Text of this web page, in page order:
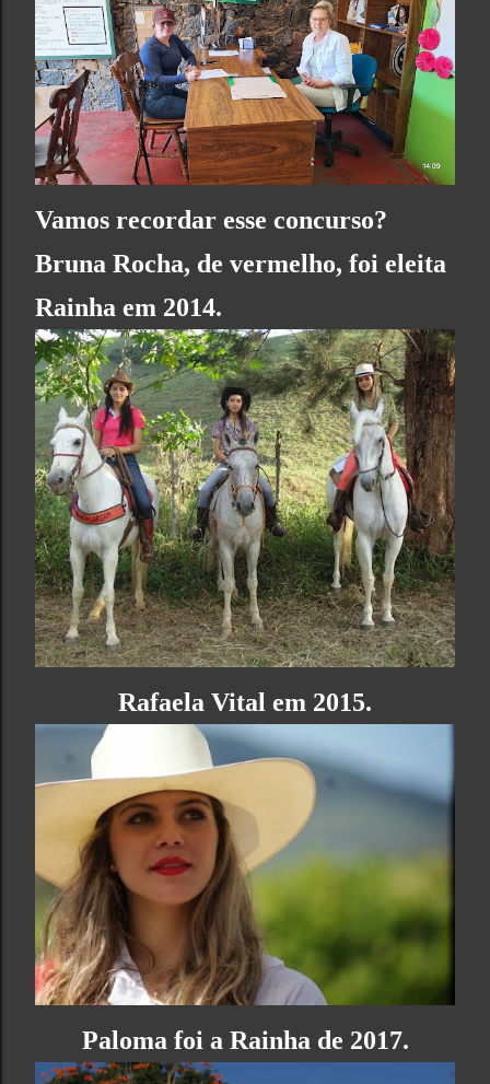
Vamos recordar esse concurso?
Bruna Rocha, de vermelho, foi eleita
Rainha em 2014.
Rafaela Vital em 2015.
Paloma foi a Rainha de 2017.